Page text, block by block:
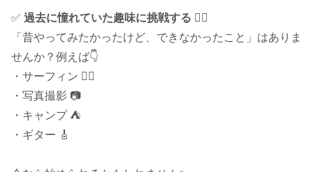
✅ 過去に憧れていた趣味に挑戦する 🏄‍♂️
「昔やってみたかったけど、できなかったこと」はありま
せんか？例えば👇
・サーフィン 🏄‍♂️
・写真撮影 📷
・キャンプ ⛺
・ギター 🎸